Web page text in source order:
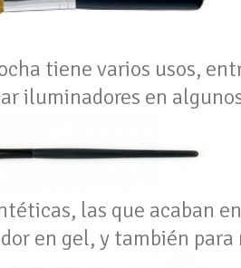
tiene varios usos,
iluminadores en
las que acaban
en gel, y también